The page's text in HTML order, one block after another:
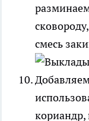
смесь
кориандр,